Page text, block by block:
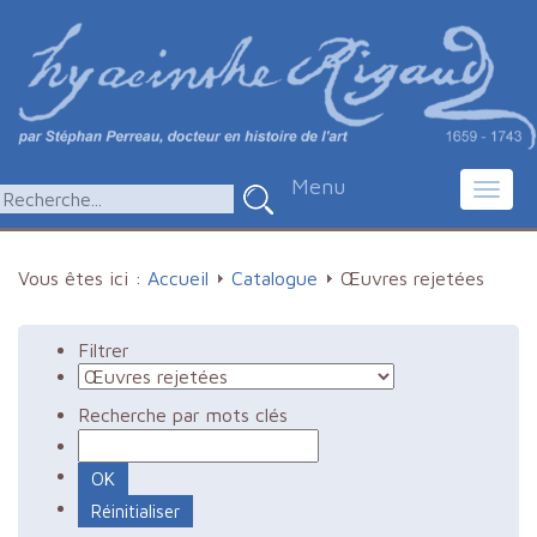
Menu
Vous êtes ici : Accueil Catalogue Œuvres rejetées
Filtrer
Recherche par mots clés